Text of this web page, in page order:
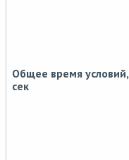
Общее время условий,
сек